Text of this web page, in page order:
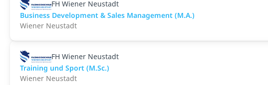
FH Wiener Neustadt
Business Development & Sales Management (M.A.)
Wiener Neustadt
FH Wiener Neustadt
Training und Sport (M.Sc.)
Wiener Neustadt